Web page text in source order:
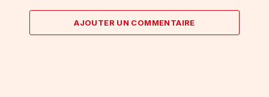
AJOUTER UN COMMENTAIRE